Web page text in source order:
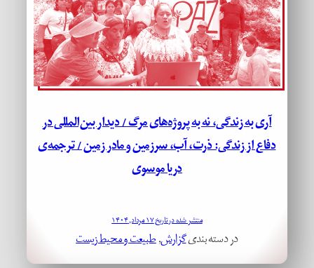
آری به زندگی، نه به پروژه‌های مرگ / دیدار بین‌المللی در
دفاع از زندگی: ذرت، آب، سرزمین و مادر زمین / ترجمه‌ی
دریا موسوی
منتشر شده در تاریخ ۱۷ مرداد, ۱۴۰۴
در دسته بندیگزارش, طبیعت و محیط زیست